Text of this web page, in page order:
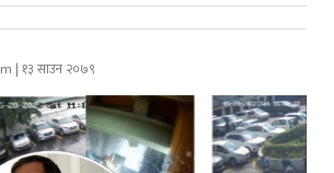
| १३ साउन २०७९